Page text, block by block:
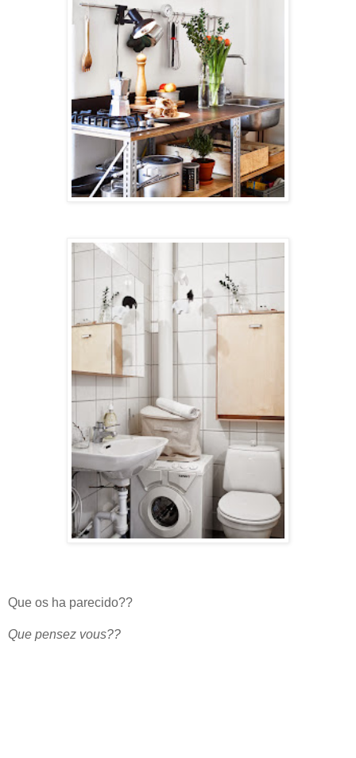
Que os ha parecido??
Que pensez vous??